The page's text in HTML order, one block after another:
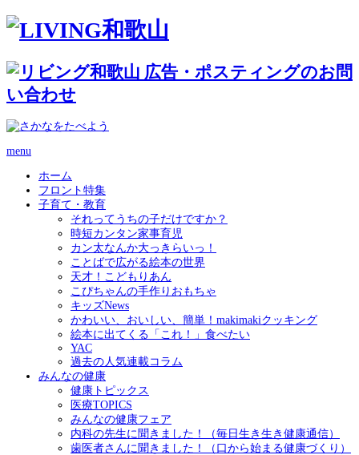
menu
ホーム
フロント特集
子育て・教育
それってうちの子だけですか？
時短カンタン家事育児
カン太なんか大っきらいっ！
ことばで広がる絵本の世界
天才！こどもりあん
こぴちゃんの手作りおもちゃ
キッズNews
かわいい、おいしい、簡単！makimakiクッキング
絵本に出てくる「これ！」食べたい
YAC
過去の人気連載コラム
みんなの健康
健康トピックス
医療TOPICS
みんなの健康フェア
内科の先生に聞きました！（毎日生き生き健康通信）
歯医者さんに聞きました！（口から始まる健康づくり）